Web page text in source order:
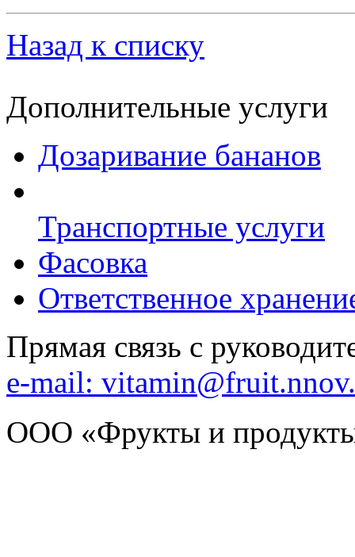
Назад к списку
Дополнительные услуги
Дозаривание бананов
Транспортные услуги
Фасовка
Ответственное
Прямая связь с
e-mail:
ООО «Фрукты и